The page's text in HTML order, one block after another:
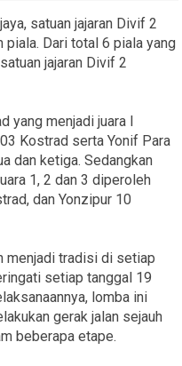
satuan jajaran Divif 2
piala. Dari total 6 piala yang
jajaran Divif 2
yang menjadi juara I
Kostrad serta Yonif Para
dan ketiga. Sedangkan
1, 2 dan 3 diperoleh
dan Yonzipur 10
menjadi tradisi di setiap
setiap tanggal 19
lomba ini
gerak jalan sejauh
beberapa etape.